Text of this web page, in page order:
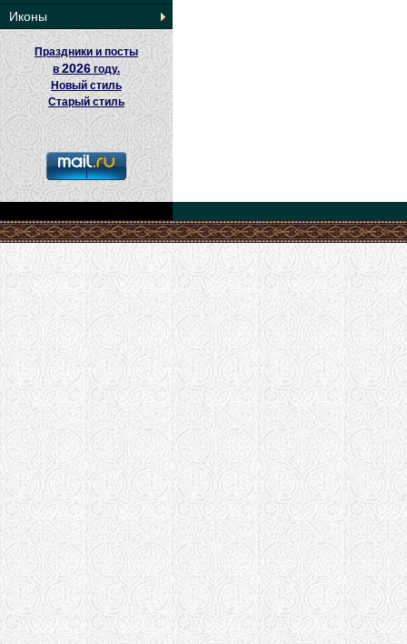
Иконы
Праздники и посты
в2026 году.
Новый стиль
Старый стиль